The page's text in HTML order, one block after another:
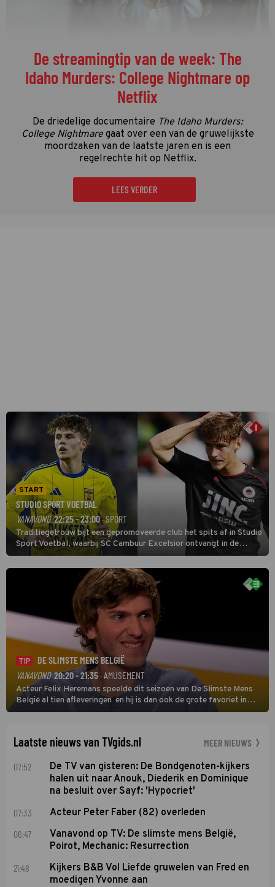
De streamingtip van de week: The
Idaho Murders: College Nightmare op
Netflix
De driedelige documentaire The Idaho Murders:
College Nightmaregaat over een van de gruwelijkste
moordzaken van de laatste jaren en is een
regelrechte hit op Netflix.
LEES VERDER
START
STUDIO SPORT VOETBAL
VANAVOND 22:25 - 23:00· SPORT
Traditiegetrouw bijt een gepromoveerde club het spits af in Studio
Sport Voetbal, waarbij SC Cambuur Excelsior ontvangt in de
eerste wedstrijd van het nieuwe Eredivisieseizoen. De nieuwe
oefenmeester is Johan Plat en hij wil aanvallend voetballen.
TIP
DE SLIMSTE MENS BELGIË
VANAVOND 20:20 - 21:35· AMUSEMENT
Acteur Felix Heremans speelde dit seizoen van De Slimste Mens
België al tien afleveringen en hij is dan ook de grote favoriet in
deze seizoensfinale. En er is Nederlandse inbreng, want komiek
Laatste nieuws van TVgids.nl MEER NIEUWS
07:52
De TV van gisteren: De Bondgenoten-kijkers
halen uit naar Anouk, Diederik en Dominique
na besluit over Sayf: 'Hypocriet'
07:33 Acteur Peter Faber (82) overleden
06:47
Vanavond op TV: De slimste mens België,
Poirot, Mechanic: Resurrection
21:48
Kijkers B&B Vol Liefde gruwelen van Fred en
moedigen Yvonne aan